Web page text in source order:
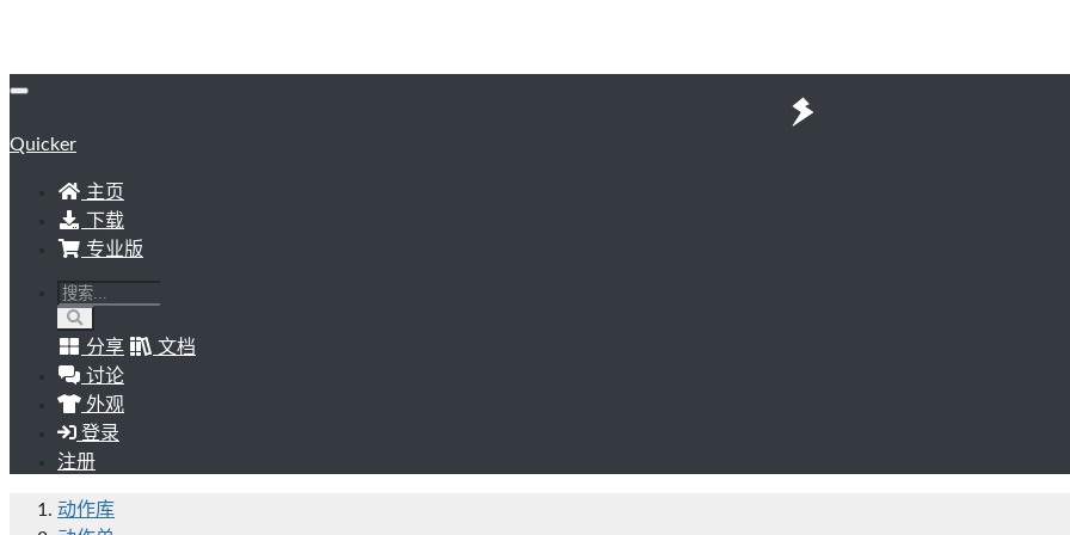
Quicker
主页
下载
专业版
分享
文档
讨论
外观
登录
注册
动作库